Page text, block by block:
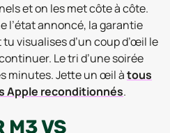
et on les met côte à côte.
l’état annoncé, la garantie
visualises d’un coup d’œil le
Le tri d’une soirée
minutes. Jette un œil àtous
Apple reconditionnés.
M3 VS